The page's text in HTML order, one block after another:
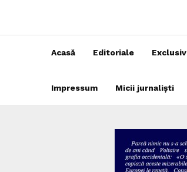
Acasă Editoriale Exclusiv
Impressum Micii jurnaliști